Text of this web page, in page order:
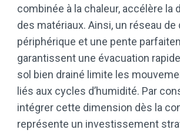
combinée à la chaleur, accélère la
des matériaux. Ainsi, un réseau de
périphérique et une pente
garantissent une évacuation
sol bien drainé limite les
liés aux cycles d’humidité. Par
intégrer cette dimension dès la
représente un investissement